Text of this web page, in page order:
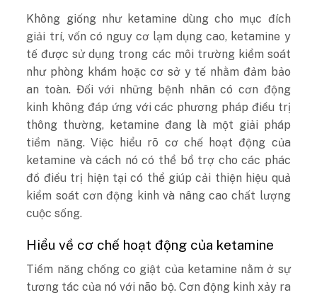
Không giống như ketamine dùng cho mục đích
giải trí, vốn có nguy cơ lạm dụng cao, ketamine y
tế được sử dụng trong các môi trường kiểm soát
như phòng khám hoặc cơ sở y tế nhằm đảm bảo
an toàn. Đối với những bệnh nhân có cơn động
kinh không đáp ứng với các phương pháp điều trị
thông thường, ketamine đang là một giải pháp
tiềm năng. Việc hiểu rõ cơ chế hoạt động của
ketamine và cách nó có thể bổ trợ cho các phác
đồ điều trị hiện tại có thể giúp cải thiện hiệu quả
kiểm soát cơn động kinh và nâng cao chất lượng
cuộc sống.
Hiểu về cơ chế hoạt động của ketamine
Tiềm năng chống co giật của ketamine nằm ở sự
tương tác của nó với não bộ. Cơn động kinh xảy ra